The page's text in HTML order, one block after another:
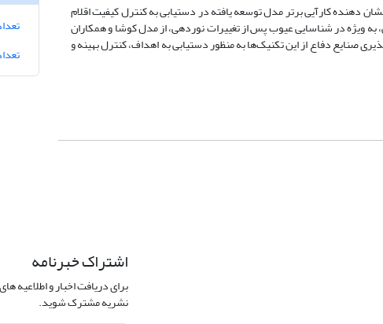
دهنده کارآیی برتر مدل توسعه یافته در دستیابی به کنترل کیفیت اقلام
به ویژه در شناسایی عیوب پس از تغییرات نوردهی، از مدل کوشا و همکاران
صنایع دفاع از این تکنیک‌ها به منظور دستیابی به اهداف، کنترل بهینه و
اشتراک خبرنامه
برای دریافت اخبار و اطلاعیه
نشریه مشترک شوید.